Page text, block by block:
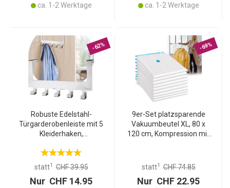
ca. 1-2 Werktage ca. 1-2 Werktage
-62%
Robuste Edelstahl-
Türgarderobenleiste mit 5
Kleiderhaken,
Aufbewahrung für
Jacken, Mäntel,
statt1 CHF 39.95
Nur CHF 14.95
-69%
9er-Set platzsparende
Vakuumbeutel XL, 80 x
120 cm, Kompression mit
Kleiderbeutel ohne Staub
statt1 CHF 74.85
Nur CHF 22.95